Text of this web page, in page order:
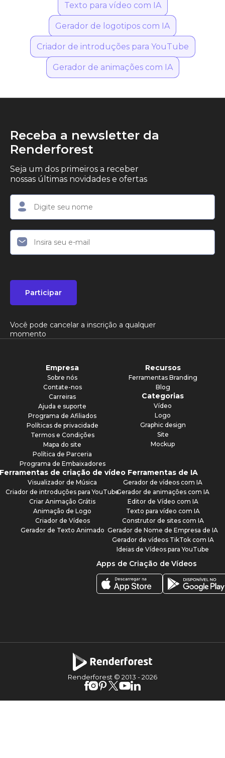
Texto para vídeo com IA
Gerador de logotipos com IA
Criador de introduções para YouTube
Gerador de animações com IA
Receba a newsletter da
Renderforest
Seja um dos primeiros a receber
nossas últimas novidades e ofertas
Participar
Você pode cancelar a inscrição a qualquer
momento
Empresa
Sobre nós
Contate-nos
Carreiras
Ajuda e suporte
Programa de Afiliados
Políticas de privacidade
Termos e Condições
Mapa do site
Política de Parceria
Programa de Embaixadores
Recursos
Ferramentas Branding
Blog
Categorias
Vídeo
Logo
Graphic design
Site
Mockup
de criação de vídeo
Visualizador de Música
Criador de introduções para YouTube
Criar Animação Grátis
Animação de Logo
Criador de Vídeos
Gerador de Texto Animado
Ferramentas de IA
Gerador de vídeos com IA
Gerador de animações com IA
Editor de Vídeo com IA
Texto para vídeo com IA
Construtor de sites com IA
Gerador de Nome de Empresa de IA
Gerador de vídeos TikTok com IA
Ideias de Vídeos para YouTube
Apps de Criação de Vídeos
Renderforest © 2013 -2026